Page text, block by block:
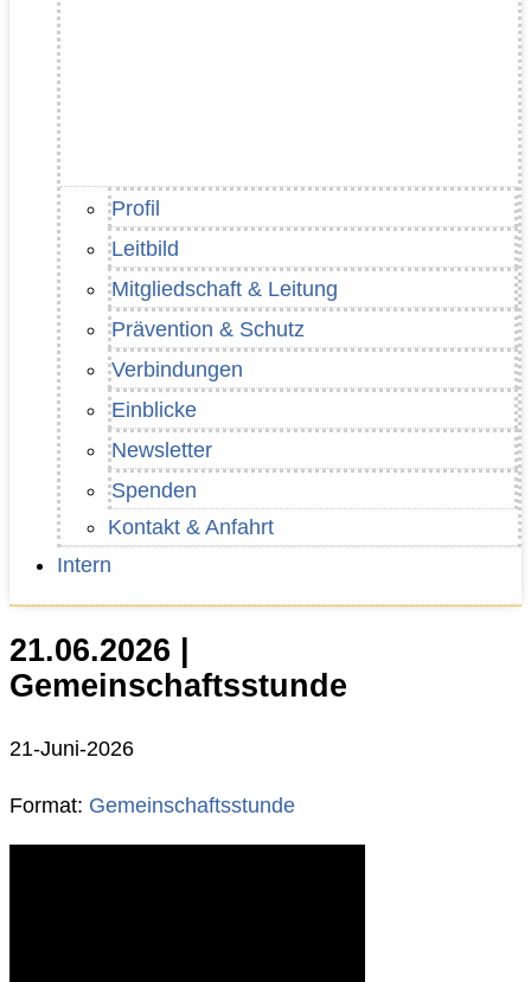
Profil
Leitbild
Mitgliedschaft & Leitung
Prävention & Schutz
Verbindungen
Einblicke
Newsletter
Spenden
Kontakt & Anfahrt
Intern
21.06.2026 |
Gemeinschaftsstunde
21-Juni-2026
Format: Gemeinschaftsstunde